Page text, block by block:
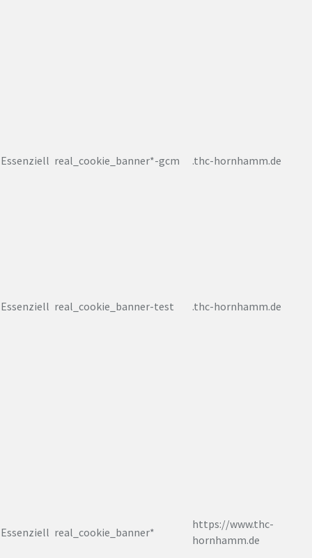
Essenziell real_cookie_banner*-gcm .thc-hornhamm.de
Essenziell real_cookie_banner-test .thc-hornhamm.de
Essenziell real_cookie_banner*
https://www.thc-
hornhamm.de